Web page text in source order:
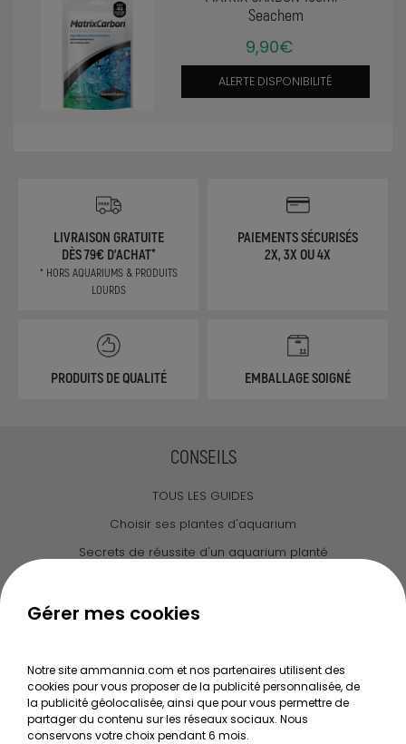
Seachem
9,90€
ALERTE DISPONIBILITÉ
LIVRAISON GRATUITE
DÈS 79€ D'ACHAT*
* HORS AQUARIUMS & PRODUITS
LOURDS
PAIEMENTS SÉCURISÉS
2X, 3X OU 4X
PRODUITS DE QUALITÉ EMBALLAGE SOIGNÉ
CONSEILS
TOUS LES GUIDES
Choisir ses plantes d'aquarium
Secrets de réussite d'un aquarium planté
Le journal d'Ammannia
Recherche de Notices de produits
Mentions légales
Gérer mes cookies
Notre site ammannia.com et nos partenaires utilisent des
cookies pour vous proposer de la publicité personnalisée, de
la publicité géolocalisée, ainsi que pour vous permettre de
partager du contenu sur les réseaux sociaux. Nous
conservons votre choix pendant 6 mois.